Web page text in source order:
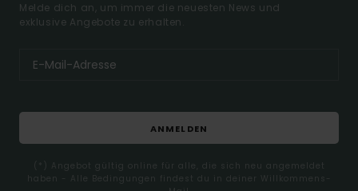
Melde dich an, um immer die neuesten News und
exklusive Angebote zu erhalten.
ANMELDEN
(*) Angebot gültig online für alle, die sich neu angemeldet
haben - Alle Bedingungen findest du in deiner Willkommens-